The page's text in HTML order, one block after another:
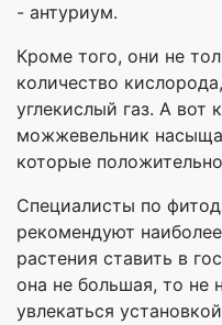
- антуриум.
Кроме того, они не
количество
углекислый газ. А вот
можжевельник
которые
Специалисты по
рекомендуют
растения ставить в
она не большая, то не
увлекаться